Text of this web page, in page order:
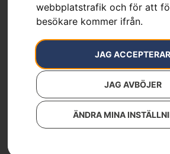
webbplatstrafik och för att
besökare kommer ifrån.
JAG ACCEPTERAR
JAG AVBÖJER
ÄNDRA MINA
Regnbyxa
20471
Artikelnummer:
Kategorier:
Byxor
Varumärken
999 kr